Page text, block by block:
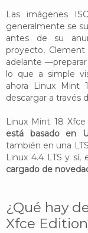
Las imágenes
generalmente se
antes de su
proyecto,
adelante —preparar
lo que a simple
ahora Linux Mint
descargar a través
Linux Mint 18
está basado en
también en una
Linux 4.4 LTS y sí,
cargado de
¿Qué hay
Xfce